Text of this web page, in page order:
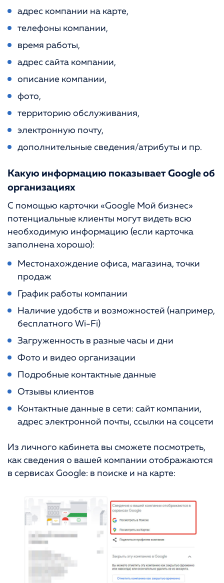
адрес компании на карте,
телефоны компании,
время работы,
адрес сайта компании,
описание компании,
фото,
территорию обслуживания,
электронную почту,
дополнительные сведения/атрибуты и пр.
Какую информацию показывает Google об
организациях
С помощью карточки «Google Мой бизнес»
потенциальные клиенты могут видеть всю
необходимую информацию (если карточка
заполнена хорошо):
Местонахождение офиса, магазина, точки
продаж
График работы компании
Наличие удобств и возможностей (например,
бесплатного Wi-Fi)
Загруженность в разные часы и дни
Фото и видео организации
Подробные контактные данные
Отзывы клиентов
Контактные данные в сети: сайт компании,
адрес электронной почты, ссылки на соцсети
Из личного кабинета вы сможете посмотреть,
как сведения о вашей компании отображаются
в сервисах Google: в поиске и на карте: